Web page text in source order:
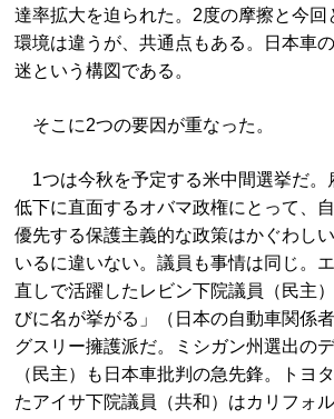
達率拡大を迫られた。2度の摩擦と今回
環境は違うが、共通点もある。日本車
迷という構図である。
そこに2つの要因が重なった。
1つは今秋を予定する米中間選挙だ。
低下に直面するオバマ政権にとって、
優先する保護主義的な政策はかぐわし
いるに違いない。議員も事情は同じ。
直しで活躍したレビン下院議員（民主
びに名が挙がる」（日本の自動車関係
グスリー擁護派だ。ミシガン州選出の
（民主）も日本車批判の急先鋒。トヨ
たアイサ下院議員（共和）はカリフォ